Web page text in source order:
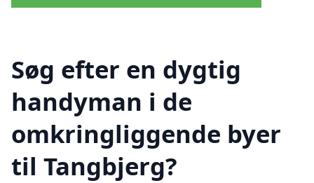
Søg efter en dygtig
handyman i de
omkringliggende byer
til Tangbjerg?